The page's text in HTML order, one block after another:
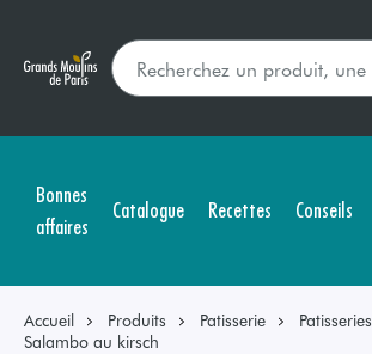
Bonnes
affaires
Catalogue Recettes Conseils
Accueil Produits Patisserie
Patisseries
Salambo au kirsch